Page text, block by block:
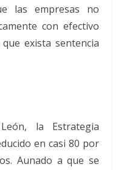
las empresas no
con efectivo
exista sentencia
la Estrategia
en casi 80 por
Aunado a que se